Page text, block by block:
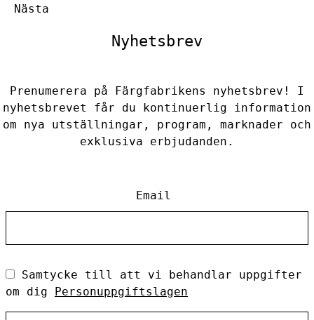
Nästa
Nyhetsbrev
Prenumerera på Färgfabrikens nyhetsbrev! I
nyhetsbrevet får du kontinuerlig information
om nya utställningar, program, marknader och
exklusiva erbjudanden.
Email
Samtycke till att vi behandlar uppgifter
om dig Personuppgiftslagen